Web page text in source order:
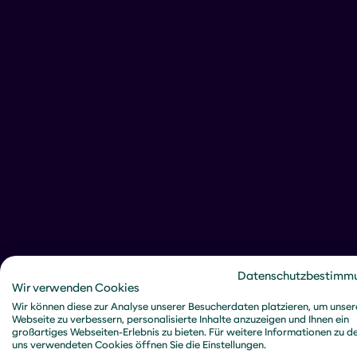
Wir verwenden Cookies
Wir können diese zur Analyse unserer Besucherdaten platzieren, um
Webseite zu verbessern, personalisierte Inhalte anzuzeigen und Ihnen ein
großartiges Webseiten-Erlebnis zu bieten. Für weitere Informationen zu
uns verwendeten Cookies öffnen Sie die Einstellungen.